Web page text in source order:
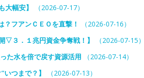
幅安】
（2026-07-17）
フアンＣＥＯを直撃！
（2026-07-16）
▽３．１兆円資金争奪戦！】
（2026-07-15）
た水を倍で戻す資源活用 （2026-07-14）
つまで？】
（2026-07-13）